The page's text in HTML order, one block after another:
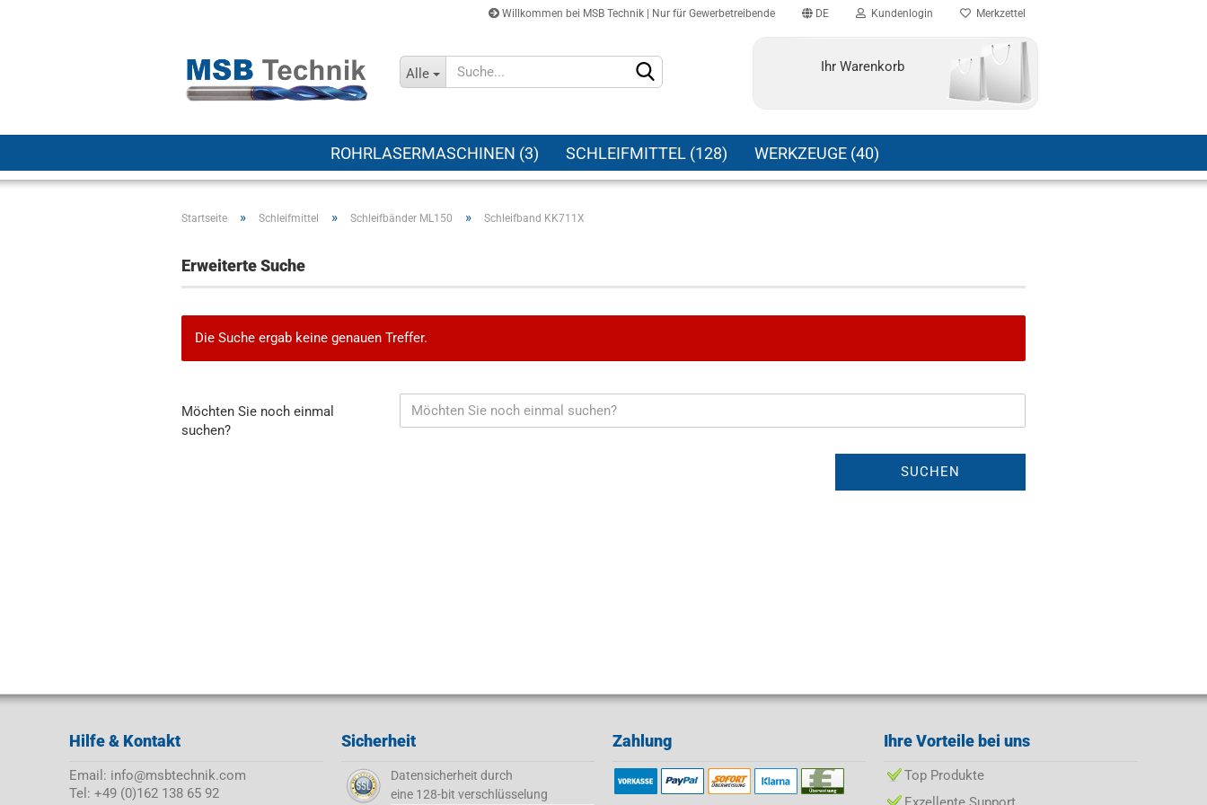
Willkommen bei MSB Technik | Nur für Gewerbetreibende DE
Sprache auswählen
Kundenlogin
Passwort vergessen?
Merkzettel
Alle Ihr Warenkorb
ROHRLASERMASCHINEN (3) SCHLEIFMITTEL (128) WERKZEUGE (40)
Startseite » Schleifmittel » Schleifbänder ML150 » Schleifband KK711X
Erweiterte Suche
Die Suche ergab keine genauen Treffer.
Möchten Sie noch einmal
suchen?
SUCHEN
Hilfe & Kontakt
Email: info@msbtechnik.com
Tel: +49 (0)162 138 65 92
Sicherheit
Datensicherheit durch
eine 128-bit verschlüsselung
Zahlung Ihre Vorteile bei uns
Top Produkte